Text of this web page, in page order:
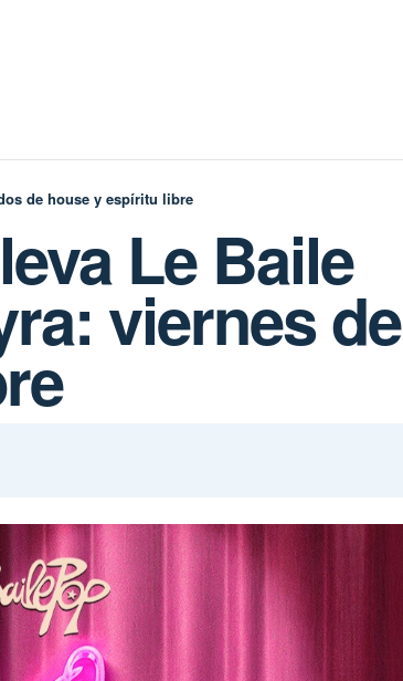
de house y espíritu libre
Le Baile
viernes de